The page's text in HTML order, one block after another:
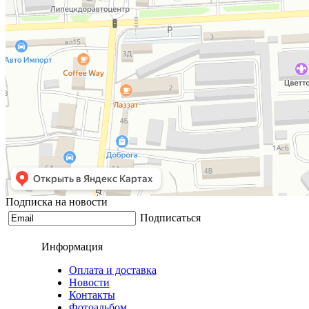
29" Вел-д Stinger Python EVO, алюм. 22" серый
47 900 р 68 180 р
0
Подписка на новости
Подписаться
Информация
Оплата и доставка
Новости
Контакты